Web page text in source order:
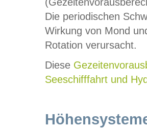
Die periodischen
Wirkung von Mond
Rotation verursacht.
Diese
Seeschifffahrt und